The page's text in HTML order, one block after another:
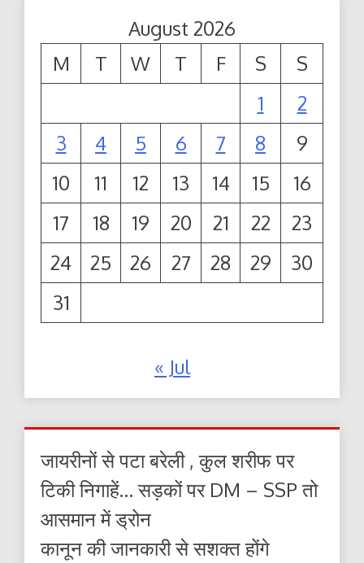
August 2026
M
T W T F S
S
1
2
3
4 5 6 7 8
9
10
11 12 13 14 15
16
17
18 19 20 21 22
23
24
25 26 27 28 29
30
31
« Jul
जायरीनों से पटा बरेली , कुल शरीफ पर
टिकी निगाहें… सड़कों पर DM – SSP तो
आसमान में ड्रोन
कानून की जानकारी से सशक्त होंगे